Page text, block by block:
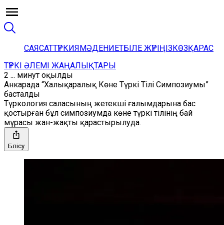
САЯСАТТҮРКИЯМӘДЕНИЕТБІЛЕ ЖҮРІҢІЗКӨЗҚАРАС
ТҮРКІ ӘЛЕМІ ЖАҢАЛЫҚТАРЫ
2 ... минут оқылды
Анкарада “Халықаралық Көне Түркі Тілі Симпозиумы”
басталды
Түркология саласының жетекші ғалымдарына бас
қостырған бұл симпозиумда көне түркі тілінің бай
мұрасы жан-жақты қарастырылуда.
Бөлісу